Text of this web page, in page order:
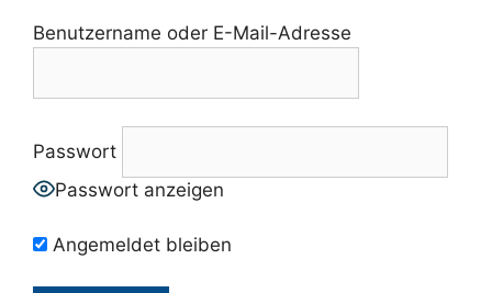
Benutzername oder E-Mail-Adresse
Passwort
Passwort anzeigen
Angemeldet bleiben